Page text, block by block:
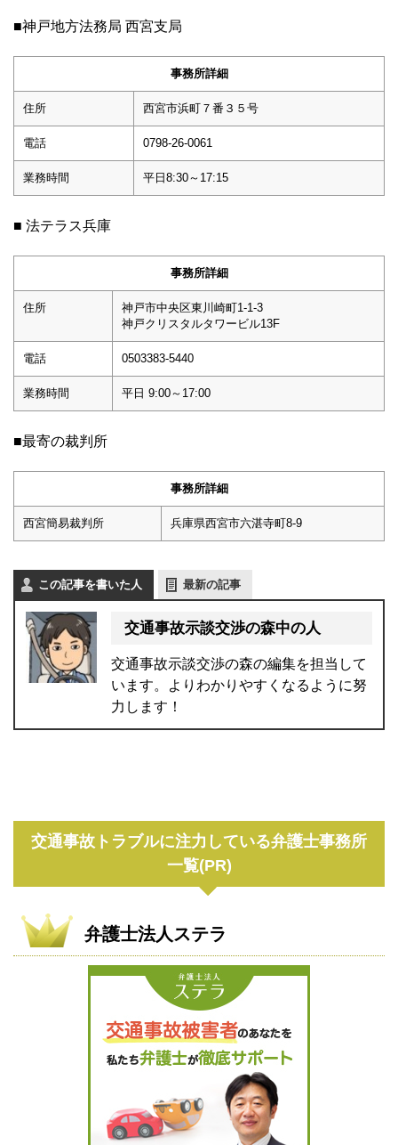
■神戸地方法務局 西宮支局
事務所詳細
住所 西宮市浜町７番３５号
電話 0798‐26‐0061
業務時間 平日8:30～17:15
■ 法テラス兵庫
事務所詳細
住所
神戸市中央区東川崎町1-1-3
神戸クリスタルタワービル13F
電話 0503383-5440
業務時間 平日 9:00～17:00
■最寄の裁判所
事務所詳細
西宮簡易裁判所 兵庫県西宮市六湛寺町8-9
この記事を書いた人 最新の記事
交通事故示談交渉の森中の人
交通事故示談交渉の森の編集を担当して
います。よりわかりやすくなるように努
力します！
交通事故トラブルに注力している弁護士事務所
一覧(PR)
弁護士法人ステラ